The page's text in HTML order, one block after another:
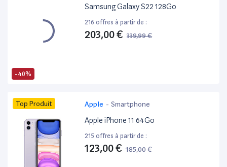
-40%
Samsung Galaxy S22 128Go
216 offres à partir de :
203,00 € 339,99 €
Top Produit Apple - Smartphone
Apple iPhone 11 64Go
215 offres à partir de :
123,00 € 185,00 €